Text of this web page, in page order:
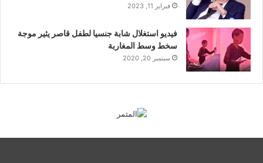
فبراير 11, 2023
فيديو استغلال شابة جنسيا لطفل قاصر يثير موجة
سخط وسط المغاربة
سبتمبر 20, 2020